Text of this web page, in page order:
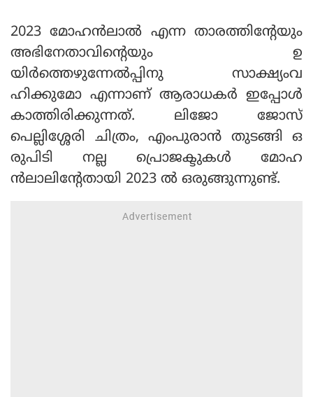
2023 മോഹന്‍ലാല്‍ എന്ന താരത്തിന്റേയും
അഭിനേതാവിന്റെയും ഉ
യിര്‍ത്തെഴുന്നേല്‍പ്പിനു സാക്ഷ്യംവ
ഹിക്കുമോ എന്നാണ് ആരാധകര്‍ ഇപ്പോള്‍
കാത്തിരിക്കുന്നത്. ലിജോ ജോസ്
പെല്ലിശ്ശേരി ചിത്രം, എംപുരാന്‍ തുടങ്ങി ഒ
രുപിടി നല്ല പ്രൊജക്ടുകള്‍ മോഹ
ന്‍ലാലിന്റേതായി 2023 ല്‍ ഒരുങ്ങുന്നുണ്ട്.